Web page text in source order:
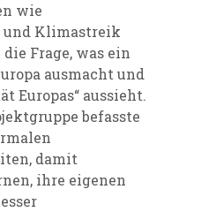
wie
Klimastreik
Frage, was ein
ausmacht und
Europas“ aussieht.
befasste
damit
ihre eigenen